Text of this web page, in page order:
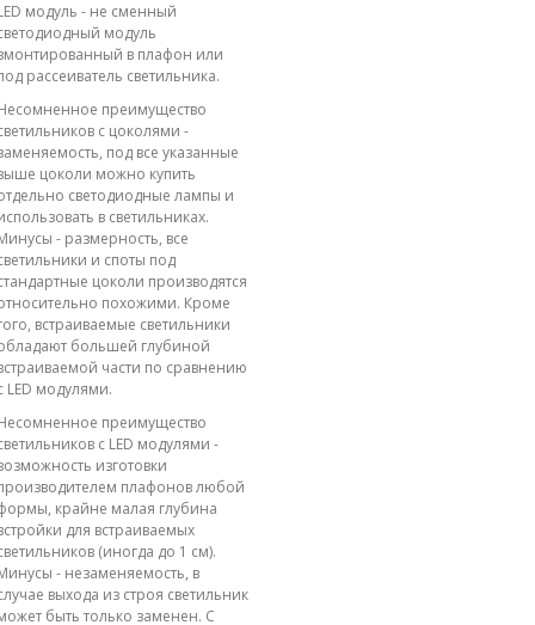
модуль - не сменный
модуль
в плафон или
рассеиватель светильника.
преимущество
с цоколями -
под все указанные
цоколи можно купить
светодиодные лампы и
в светильниках.
- размерность, все
и споты под
цоколи производятся
похожими. Кроме
встраиваемые светильники
большей глубиной
части по сравнению
LED модулями.
преимущество
с LED модулями -
изготовки
плафонов любой
крайне малая глубина
для встраиваемых
(иногда до 1 см).
- незаменяемость, в
выхода из строя светильник
быть только заменен. С